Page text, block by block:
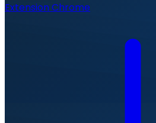
Extension Chrome